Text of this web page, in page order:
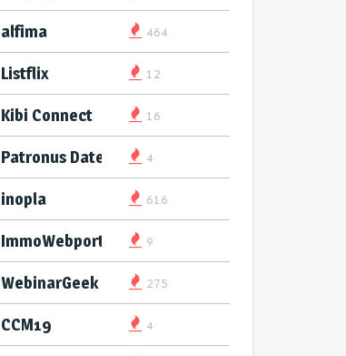
alfima 464
Listflix 12
Kibi Connect 16
Patronus Datenservice
4
inopla 616
ImmoWebport 9
WebinarGeek 275
CCM19 4